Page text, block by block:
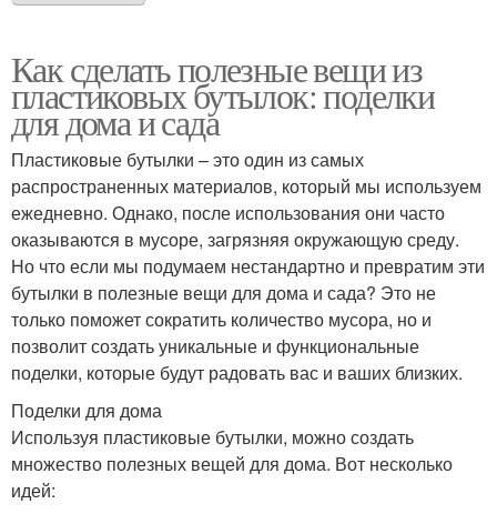
Как сделать полезные вещи из
пластиковых бутылок: поделки
для дома и сада
Пластиковые бутылки – это один из самых
распространенных материалов, который мы используем
ежедневно. Однако, после использования они часто
оказываются в мусоре, загрязняя окружающую среду.
Но что если мы подумаем нестандартно и превратим эти
бутылки в полезные вещи для дома и сада? Это не
только поможет сократить количество мусора, но и
позволит создать уникальные и функциональные
поделки, которые будут радовать вас и ваших близких.
Поделки для дома
Используя пластиковые бутылки, можно создать
множество полезных вещей для дома. Вот несколько
идей: